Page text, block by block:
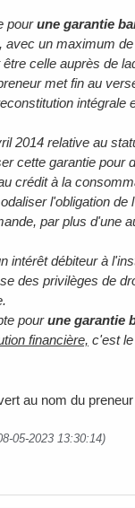
pourune garantie
avec un maximum
être celle auprès de
met fin au
2014 relative au
cette garantie pour
crédit à la
l'obligation de
par plus d'une
intérêt débiteur à
des privilèges de
pourune garantie
financière, c'est
au nom du
05-2023 13:30:14)